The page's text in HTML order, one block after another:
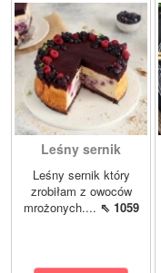
Leśny sernik
Leśny sernik który
zrobiłam z owoców
mrożonych.... ⇖ 1059